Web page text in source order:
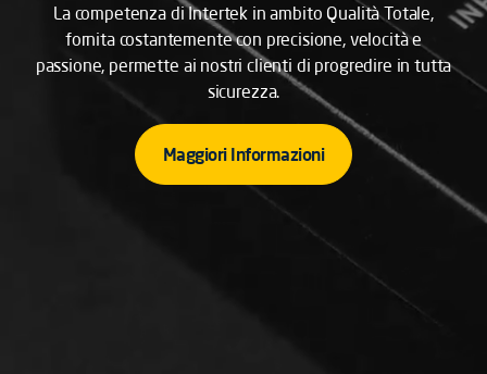
La competenza di Intertek in ambito Qualità Totale,
fornita costantemente con precisione, velocità e
passione, permette ai nostri clienti di progredire in tutta
sicurezza.
Maggiori Informazioni